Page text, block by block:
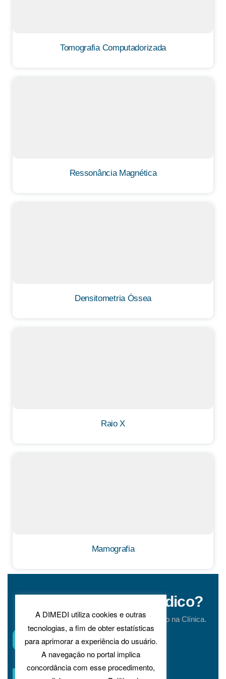
Tomografia Computadorizada
Ressonância Magnética
Densitometria Óssea
Raio X
Mamografia
Possui Convênio Médico?
Veja se o seu planos de Saúde é credenciado na Clínica.
CONVÊNIOS
A DIMEDI utiliza cookies e outras
tecnologias, a fim de obter estatísticas
para aprimorar a experiência do usuário.
A navegação no portal implica
concordância com esse procedimento,